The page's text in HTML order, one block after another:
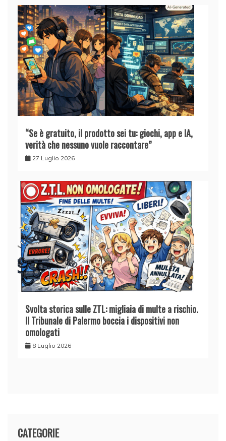
“Se è gratuito, il prodotto sei tu: giochi, app e IA,
verità che nessuno vuole raccontare”
27 Luglio 2026
Svolta storica sulle ZTL: migliaia di multe a rischio.
Il Tribunale di Palermo boccia i dispositivi non
omologati
8 Luglio 2026
CATEGORIE